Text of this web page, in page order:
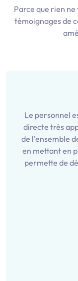
Parce que rien
témoignages de
Le personnel
directe très
de l’ensemble
en mettant en
permette de